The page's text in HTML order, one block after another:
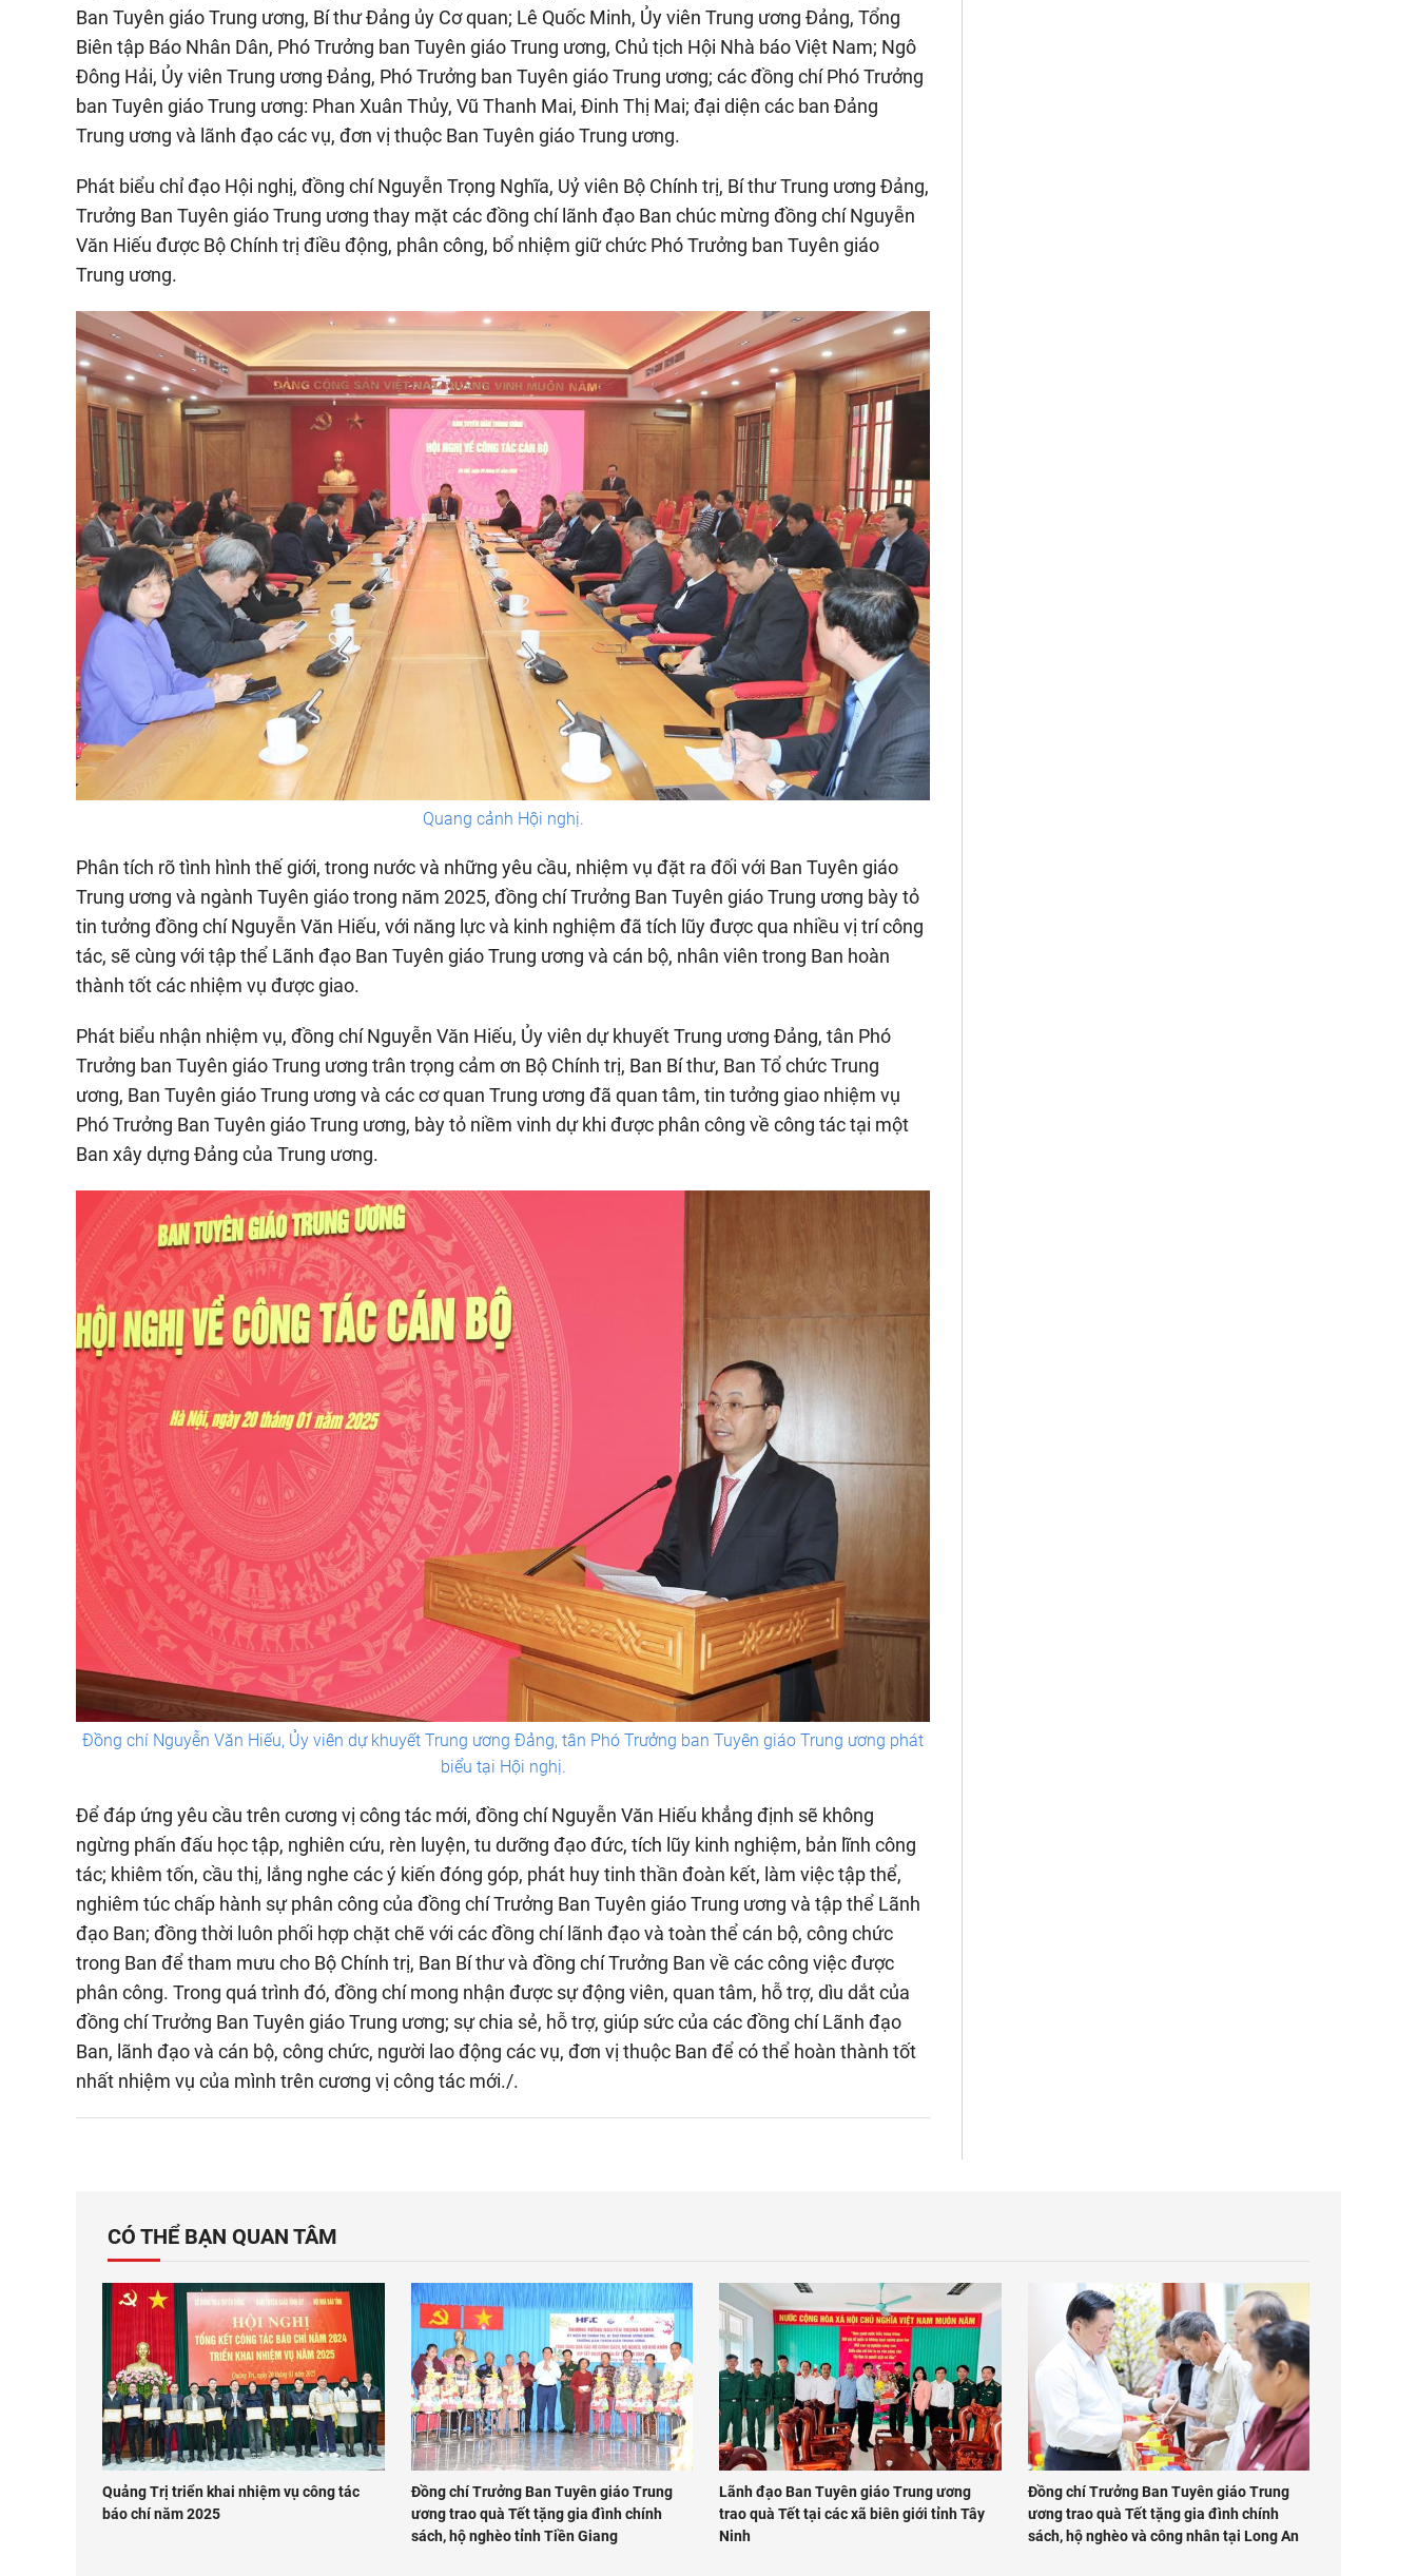
Ban Tuyên giáo Trung ương, Bí thư Đảng ủy Cơ quan; Lê Quốc Minh, Ủy viên Trung ương Đảng, Tổng
Biên tập Báo Nhân Dân, Phó Trưởng ban Tuyên giáo Trung ương, Chủ tịch Hội Nhà báo Việt Nam; Ngô
Đông Hải, Ủy viên Trung ương Đảng, Phó Trưởng ban Tuyên giáo Trung ương; các đồng chí Phó Trưởng
ban Tuyên giáo Trung ương: Phan Xuân Thủy, Vũ Thanh Mai, Đinh Thị Mai; đại diện các ban Đảng
Trung ương và lãnh đạo các vụ, đơn vị thuộc Ban Tuyên giáo Trung ương.
Phát biểu chỉ đạo Hội nghị, đồng chí Nguyễn Trọng Nghĩa, Uỷ viên Bộ Chính trị, Bí thư Trung ương Đảng,
Trưởng Ban Tuyên giáo Trung ương thay mặt các đồng chí lãnh đạo Ban chúc mừng đồng chí Nguyễn
Văn Hiếu được Bộ Chính trị điều động, phân công, bổ nhiệm giữ chức Phó Trưởng ban Tuyên giáo
Trung ương.
Quang cảnh Hội nghị.
Phân tích rõ tình hình thế giới, trong nước và những yêu cầu, nhiệm vụ đặt ra đối với Ban Tuyên giáo
Trung ương và ngành Tuyên giáo trong năm 2025, đồng chí Trưởng Ban Tuyên giáo Trung ương bày tỏ
tin tưởng đồng chí Nguyễn Văn Hiếu, với năng lực và kinh nghiệm đã tích lũy được qua nhiều vị trí công
tác, sẽ cùng với tập thể Lãnh đạo Ban Tuyên giáo Trung ương và cán bộ, nhân viên trong Ban hoàn
thành tốt các nhiệm vụ được giao.
Phát biểu nhận nhiệm vụ, đồng chí Nguyễn Văn Hiếu, Ủy viên dự khuyết Trung ương Đảng, tân Phó
Trưởng ban Tuyên giáo Trung ương trân trọng cảm ơn Bộ Chính trị, Ban Bí thư, Ban Tổ chức Trung
ương, Ban Tuyên giáo Trung ương và các cơ quan Trung ương đã quan tâm, tin tưởng giao nhiệm vụ
Phó Trưởng Ban Tuyên giáo Trung ương, bày tỏ niềm vinh dự khi được phân công về công tác tại một
Ban xây dựng Đảng của Trung ương.
Đồng chí Nguyễn Văn Hiếu, Ủy viên dự khuyết Trung ương Đảng, tân Phó Trưởng ban Tuyên giáo Trung ương phát
biểu tại Hội nghị.
Để đáp ứng yêu cầu trên cương vị công tác mới, đồng chí Nguyễn Văn Hiếu khẳng định sẽ không
ngừng phấn đấu học tập, nghiên cứu, rèn luyện, tu dưỡng đạo đức, tích lũy kinh nghiệm, bản lĩnh công
tác; khiêm tốn, cầu thị, lắng nghe các ý kiến đóng góp, phát huy tinh thần đoàn kết, làm việc tập thể,
nghiêm túc chấp hành sự phân công của đồng chí Trưởng Ban Tuyên giáo Trung ương và tập thể Lãnh
đạo Ban; đồng thời luôn phối hợp chặt chẽ với các đồng chí lãnh đạo và toàn thể cán bộ, công chức
trong Ban để tham mưu cho Bộ Chính trị, Ban Bí thư và đồng chí Trưởng Ban về các công việc được
phân công. Trong quá trình đó, đồng chí mong nhận được sự động viên, quan tâm, hỗ trợ, dìu dắt của
đồng chí Trưởng Ban Tuyên giáo Trung ương; sự chia sẻ, hỗ trợ, giúp sức của các đồng chí Lãnh đạo
Ban, lãnh đạo và cán bộ, công chức, người lao động các vụ, đơn vị thuộc Ban để có thể hoàn thành tốt
nhất nhiệm vụ của mình trên cương vị công tác mới./.
CÓ THỂ BẠN QUAN TÂM
Quảng Trị triển khai nhiệm vụ công tác
báo chí năm 2025
Đồng chí Trưởng Ban Tuyên giáo Trung
ương trao quà Tết tặng gia đình chính
sách, hộ nghèo tỉnh Tiền Giang
Lãnh đạo Ban Tuyên giáo Trung ương
trao quà Tết tại các xã biên giới tỉnh Tây
Ninh
Đồng chí Trưởng Ban Tuyên giáo Trung
ương trao quà Tết tặng gia đình chính
sách, hộ nghèo và công nhân tại Long An